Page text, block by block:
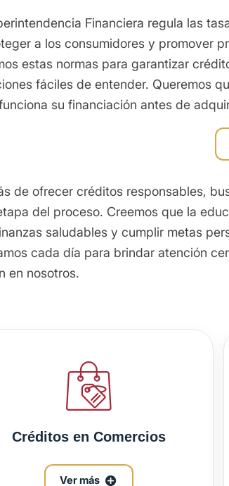
Financiera regula las
a los consumidores y promover
estas normas para garantizar
fáciles de entender. Queremos
su financiación antes de
de ofrecer créditos responsables,
del proceso. Creemos que la
saludables y cumplir metas
cada día para brindar atención
en nosotros.
Créditos en Comercios
Ver más